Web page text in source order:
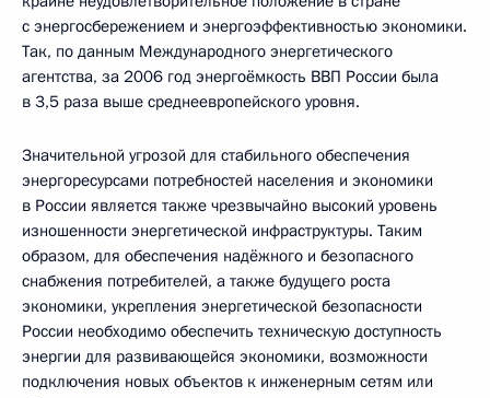
с энергосбережением и энергоэффективностью экономики.
Так, по данным Международного энергетического
агентства, за 2006 год энергоёмкость ВВП России была
в 3,5 раза выше среднеевропейского уровня.
Значительной угрозой для стабильного обеспечения
энергоресурсами потребностей населения и экономики
в России является также чрезвычайно высокий уровень
изношенности энергетической инфраструктуры. Таким
образом, для обеспечения надёжного и безопасного
снабжения потребителей, а также будущего роста
экономики, укрепления энергетической безопасности
России необходимо обеспечить техническую доступность
энергии для развивающейся экономики, возможности
подключения новых объектов к инженерным сетям или